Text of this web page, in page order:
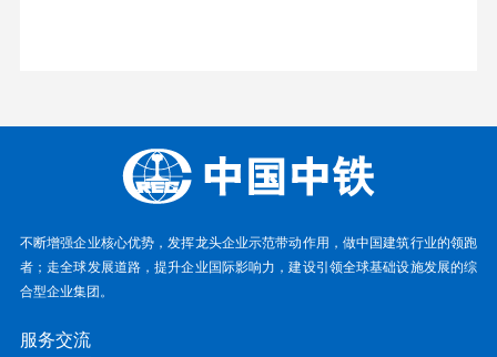
不断增强企业核心优势，发挥龙头企业示范带动作用，做中国建筑行业的领跑
者；走全球发展道路，提升企业国际影响力，建设引领全球基础设施发展的综
合型企业集团。
服务交流